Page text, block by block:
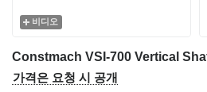
비디오
가격은 요청 시 공개